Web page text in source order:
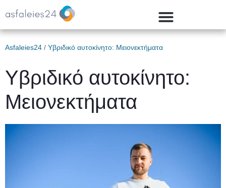
Asfaleies24 / Υβριδικό αυτοκίνητο: Μειονεκτήματα
Υβριδικό αυτοκίνητο:
Μειονεκτήματα